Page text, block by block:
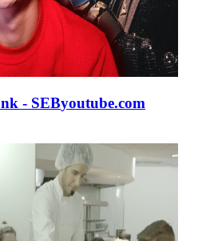
- SEByoutube.com